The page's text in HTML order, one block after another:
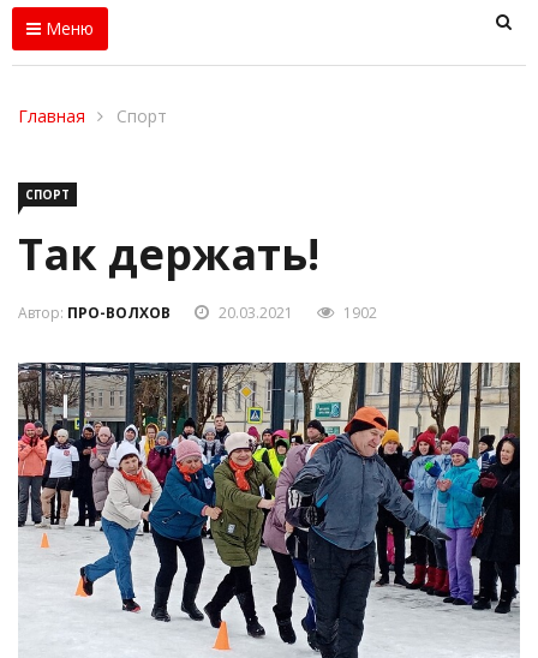
Меню
Главная Спорт
СПОРТ
Так держать!
Автор: ПРО-ВОЛХОВ 20.03.2021 1902